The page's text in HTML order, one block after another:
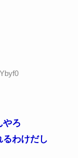
やろ
わけだし